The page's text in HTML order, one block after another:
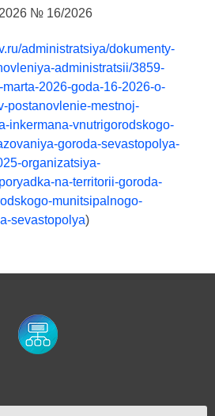
№ 16/2026
administratsiya/dokumenty-
administratsii/3859-
2026-goda-16-2026-o-
postanovlenie-mestnoj-
inkermana-vnutrigorodskogo-
goroda-sevastopolya-
organizatsiya-
na-territorii-goroda-
munitsipalnogo-
sevastopolya)